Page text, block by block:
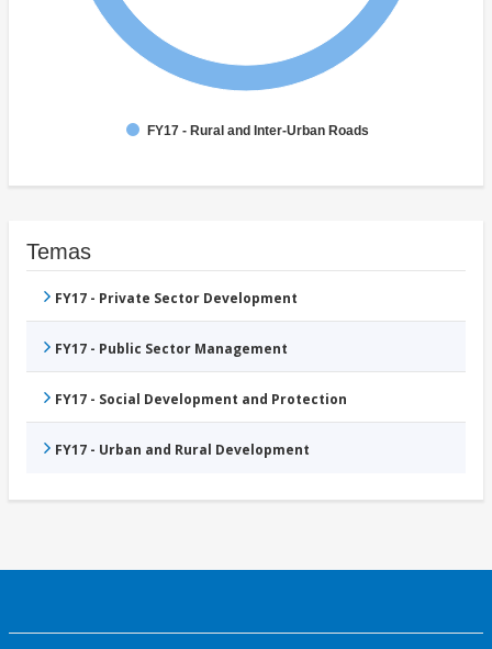
FY17 - Rural and Inter-Urban Roads
Temas
FY17 - Private Sector Development
FY17 - Public Sector Management
FY17 - Social Development and Protection
FY17 - Urban and Rural Development